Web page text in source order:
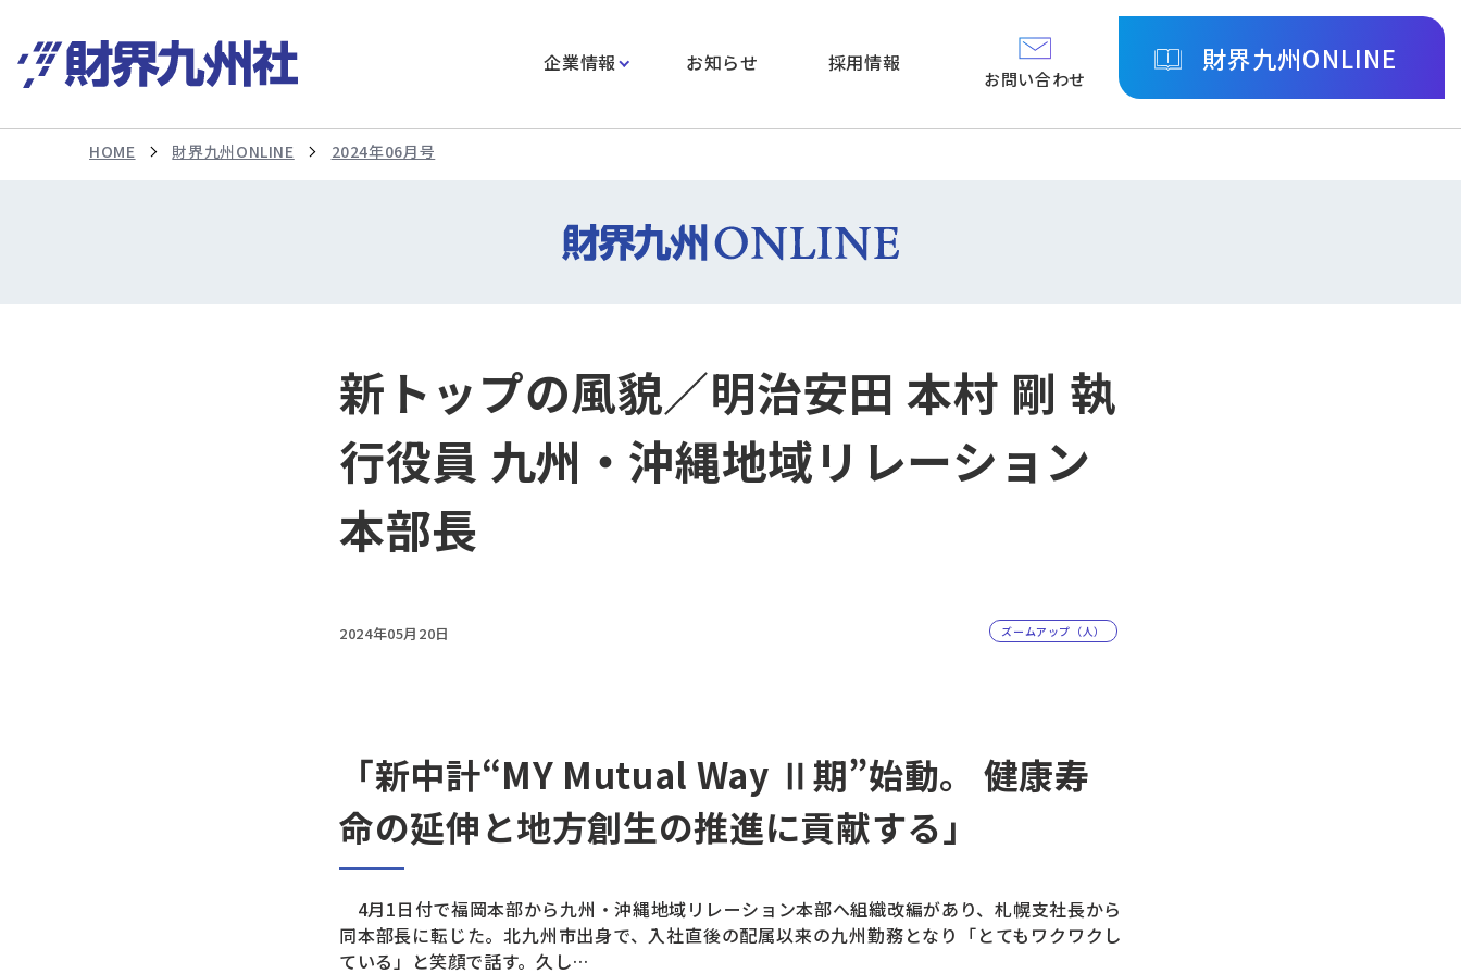
企業情報 お知らせ 採用情報
お問い合わせ
財界九州ONLINE
HOME 財界九州ONLINE 2024年06月号
新トップの風貌／明治安田 本村 剛 執
行役員 九州・沖縄地域リレーション
本部長
2024年05月20日 ズームアップ（人）
「新中計“MY Mutual Way Ⅱ期”始動。 健康寿
命の延伸と地方創生の推進に貢献する」
4月1日付で福岡本部から九州・沖縄地域リレーション本部へ組織改編があり、札幌支社長から
同本部長に転じた。北九州市出身で、入社直後の配属以来の九州勤務となり「とてもワクワクし
ている」と笑顔で話す。久し…